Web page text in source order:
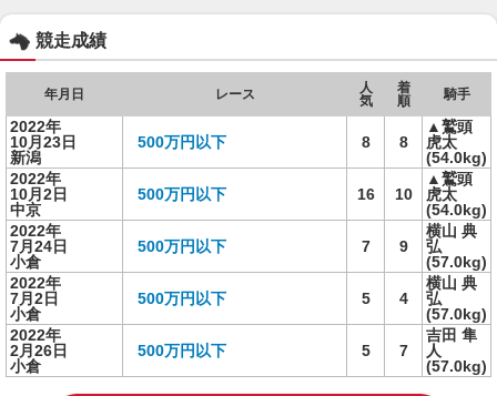
競走成績
年月日 レース
人
気
着
順
騎手
2022年
10月23日
新潟
500万円以下 8 8
▲鷲頭
虎太
(54.0kg)
2022年
10月2日
中京
500万円以下 16 10
▲鷲頭
虎太
(54.0kg)
2022年
7月24日
小倉
500万円以下 7 9
横山 典
弘
(57.0kg)
2022年
7月2日
小倉
500万円以下 5 4
横山 典
弘
(57.0kg)
2022年
2月26日
小倉
500万円以下 5 7
吉田 隼
人
(57.0kg)